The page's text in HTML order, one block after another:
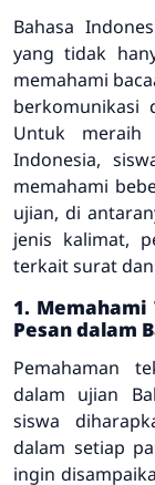
Bahasa
yang tidak
memahami
berkomunikasi
Untuk meraih
Indonesia,
memahami
ujian, di
jenis kalimat,
terkait surat
1.
Pesan dalam
Pemahaman
dalam ujian
siswa
dalam setiap
ingin